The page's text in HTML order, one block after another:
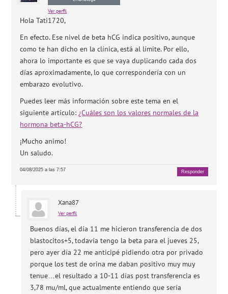
Ver perfil
Hola Tati1720,
En efecto. Ese nivel de beta hCG indica positivo, aunque
como te han dicho en la clínica, está al límite. Por ello,
ahora lo importante es que se vaya duplicando cada dos
días aproximadamente, lo que correspondería con un
embarazo evolutivo.
Puedes leer más información sobre este tema en el
siguiente artículo: ¿Cuáles son los valores normales de la
hormona beta-hCG?
¡Mucho animo!
Un saludo.
04/08/2025 a las 7:57 Responder
Xana87
Ver perfil
Buenos días, el día 11 me hicieron transferencia de dos
blastocitos+5, todavía tengo la beta para el jueves 25,
pero ayer día 22 me anticipé pidiendo otra por privado
porque los test de orina me daban positivo muy muy
tenue…el resultado a 10-11 días post transferencia es
3,78 mu/ml, que actualmente entiendo que sería